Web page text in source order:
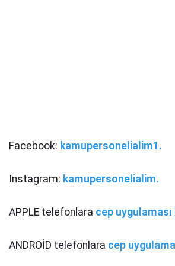
Facebook: kamupersonelialim1.
Instagram: kamupersonelialim.
APPLE telefonlara cep uygulaması
ANDROİD telefonlara cep